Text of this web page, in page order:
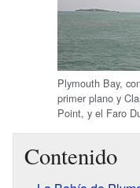
Plymouth Bay,
primer plano y
Point, y el Faro
Contenido